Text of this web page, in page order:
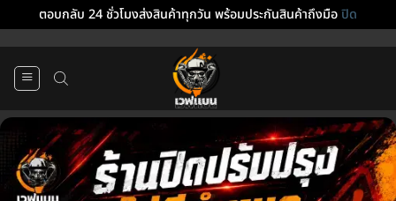
ตอบกลับ 24 ชั่วโมงส่งสินค้าทุกวัน พร้อมประกันสินค้าถึงมือปิด